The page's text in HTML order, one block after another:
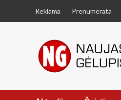
Reklama Prenumerata